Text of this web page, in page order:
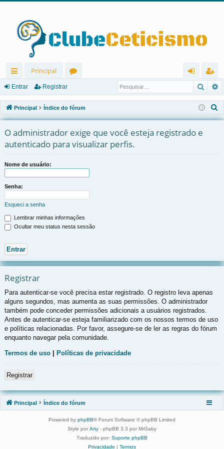
in
ks
rá
pi
d
os
Principal
u
ns
ra
r
eg
ist
ra
Entrar Registrar
Principal Índice do fórum
e
O administrador exige que você esteja registrado e
autenticado para visualizar perfis.
Nome de usuário:
Senha:
Esqueci a senha
Lembrar minhas informações
Ocultar meu status nesta sessão
Registrar
Para autenticar-se você precisa estar registrado. O registro leva apenas
alguns segundos, mas aumenta as suas permissões. O administrador
também pode conceder permissões adicionais a usuários registrados.
Antes de autenticar-se esteja familiarizado com os nossos termos de uso
e políticas relacionadas. Por favor, assegure-se de ler as regras do fórum
enquanto navegar pela comunidade.
Termos de uso Políticas de privacidade
Registrar
Principal Índice do fórum
Powered by phpBB® Forum Software © phpBB Limited
Style por Arty - phpBB 3.3 por MrGaby
Traduzido por: Suporte phpBB
Privacidade | Termos